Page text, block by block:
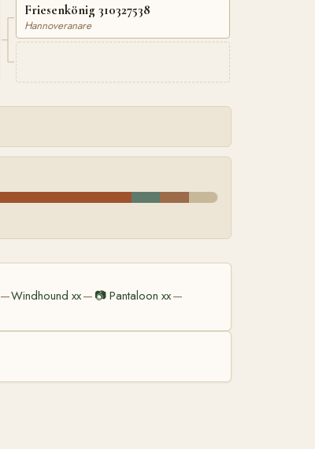
Friesenkönig 310327538
Hannoveranare
—Windhound xx— 📷Pantaloon xx—